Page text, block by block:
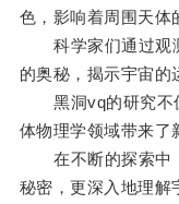
色，影响着周围天体
科学家们通过观测
的奥秘，揭示宇宙的
黑洞vq的研究不
体物理学领域带来了
在不断的探索中，
秘密，更深入地理解